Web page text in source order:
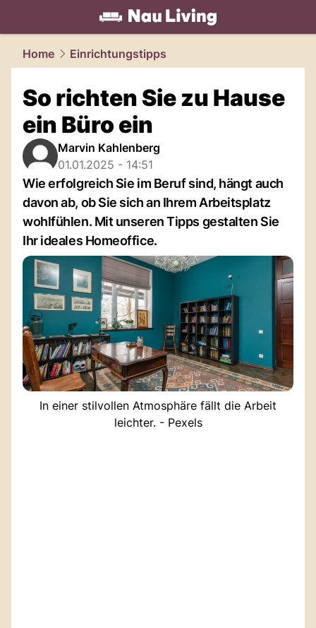
living.NAU.ch
Home Einrichtungstipps
So richten Sie zu Hause
ein Büro ein
Marvin Kahlenberg
01.01.2025 - 14:51
Wie erfolgreich Sie im Beruf sind, hängt auch
davon ab, ob Sie sich an Ihrem Arbeitsplatz
wohlfühlen. Mit unseren Tipps gestalten Sie
Ihr ideales Homeoffice.
In einer stilvollen Atmosphäre fällt die Arbeit
leichter. - Pexels